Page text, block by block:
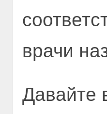
врачи
Давайте